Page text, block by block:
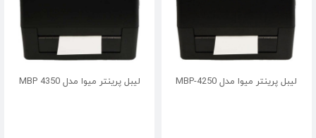
لیبل پرینتر میوا مدل MBP-4250 لیبل پرینتر میوا مدل MBP 4350